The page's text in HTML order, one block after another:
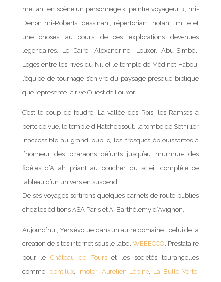
mettant en scène un personnage « peintre voyageur », mi-
Denon mi-Roberts, dessinant, répertoriant, notant, mille et
une choses au cours de ces explorations devenues
légendaires. Le Caire, Alexandrine, Louxor, Abu-Simbel.
Logés entre les rives du Nil et le temple de Médinet Habou,
l’équipe de tournage s’enivre du paysage presque biblique
que représente la rive Ouest de Louxor.
C’est le coup de foudre. La vallée des Rois, les Ramses à
perte de vue, le temple d’Hatchepsout, la tombe de Sethi 1er
inaccessible au grand public, les fresques éblouissantes à
l’honneur des pharaons défunts jusqu’au murmure des
fidèles d’Allah priant au coucher du soleil complète ce
tableau d’un univers en suspend.
De ses voyages sortirons quelques carnets de route publiés
chez les éditions ASA Paris et A. Barthélemy d’Avignon.
Aujourd’hui, Yers évolue dans un autre domaine : celui de la
création de sites internet sous le labelWEBECCO. Prestataire
pour leChâteau de Tourset les sociétés tourangelles
comme Identilux, Imoter, Aurélien Lépine, La Bulle Verte,